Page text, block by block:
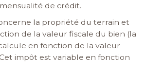
de crédit.
la propriété du terrain et
de la valeur fiscale du bien (la
en fonction de la valeur
impôt est variable en fonction